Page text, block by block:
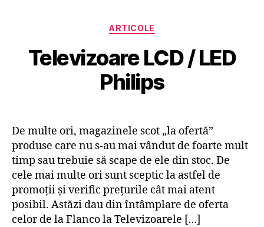
Categorii
ARTICOLE
Televizoare LCD / LED
Philips
De multe ori, magazinele scot „la ofertă”
produse care nu s-au mai vândut de foarte mult
timp sau trebuie să scape de ele din stoc. De
cele mai multe ori sunt sceptic la astfel de
promoţii şi verific preţurile cât mai atent
posibil. Astăzi dau din întâmplare de oferta
celor de la Flanco la Televizoarele […]